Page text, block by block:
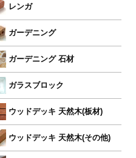
レンガ
ガーデニング
ガーデニング 石材
ガラスブロック
ウッドデッキ 天然木(板材)
ウッドデッキ 天然木(その他)